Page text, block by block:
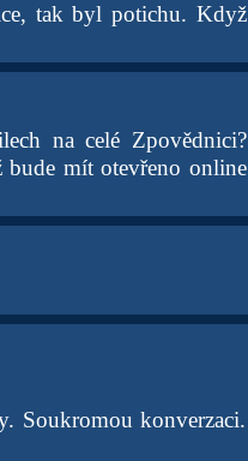
tak byl potichu. Když
na celé Zpovědnici?
mít otevřeno online
Soukromou konverzaci.